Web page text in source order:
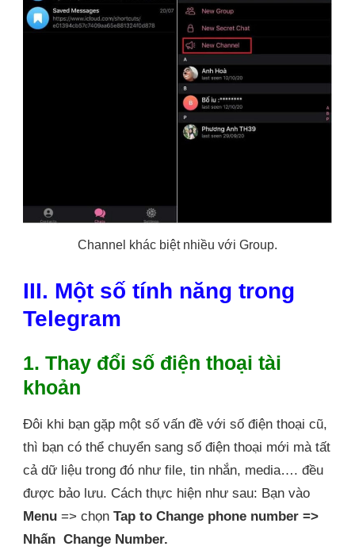
Channel khác biệt nhiều với Group.
III. Một số tính năng trong
Telegram
1. Thay đổi số điện thoại tài
khoản
Đôi khi bạn gặp một số vấn đề với số điện thoại cũ,
thì bạn có thể chuyển sang số điện thoại mới mà tất
cả dữ liệu trong đó như file, tin nhắn, media…. đều
được bảo lưu. Cách thực hiện như sau: Bạn vào
Menu => chọn Tap to Change phone number =>
Nhấn Change Number.